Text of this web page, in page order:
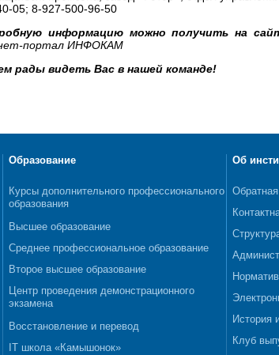
05; 8-927-500-96-50
информацию можно получить на
портал ИНФОКАМ
рады видеть Вас в нашей команде!
Образование
Курсы дополнительного профессионального
образования
Высшее образование
Среднее профессиональное образование
Второе высшее образование
Центр проведения демонстрационного
экзамена
Восстановление и перевод
IT школа «Камышонок»
Об
История
Клуб